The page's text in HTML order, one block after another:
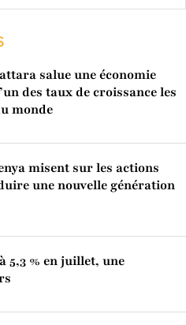
salue une économie
des taux de croissance les
monde
misent sur les actions
une nouvelle génération
5,3 % en juillet, une